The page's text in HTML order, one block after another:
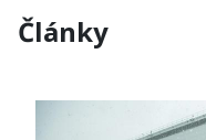
Články